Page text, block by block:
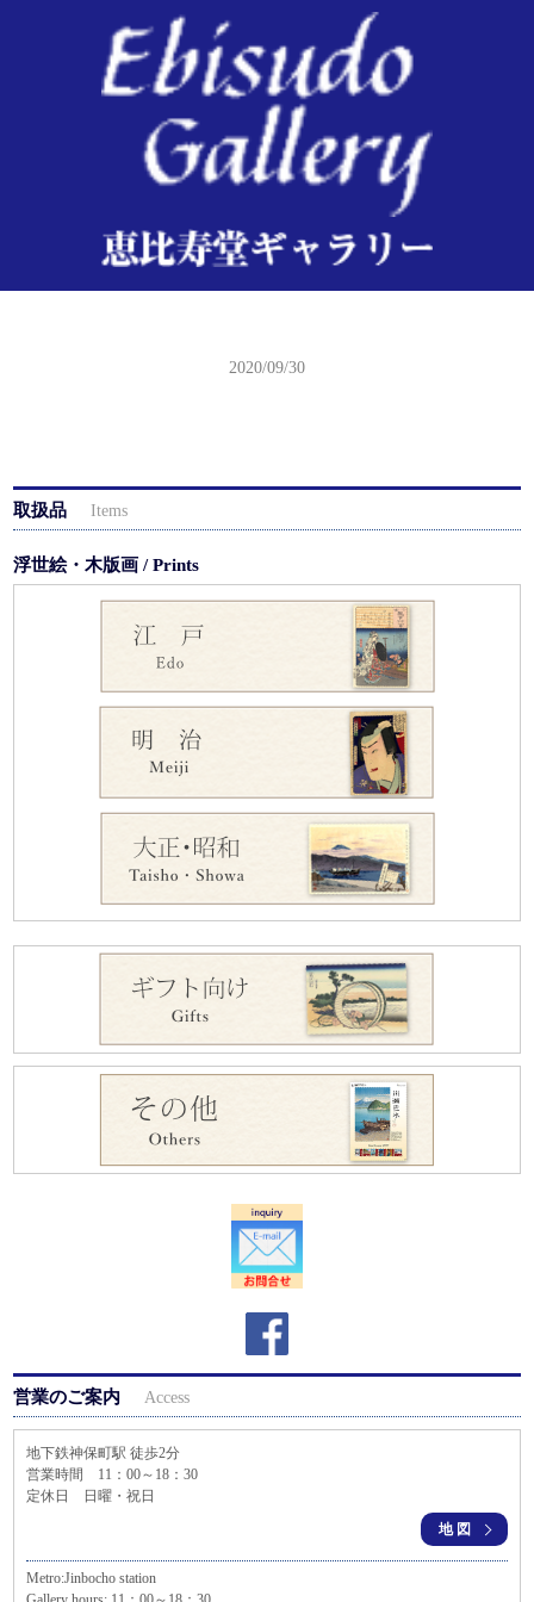
2020/09/30
取扱品 Items
浮世絵・木版画 / Prints
営業のご案内 Access
地下鉄神保町駅 徒歩2分
営業時間 11：00～18：30
定休日 日曜・祝日
地図
Metro:Jinbocho station